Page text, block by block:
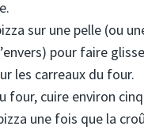
sur une pelle (ou
pour faire
les carreaux du four.
four, cuire environ
une fois que la